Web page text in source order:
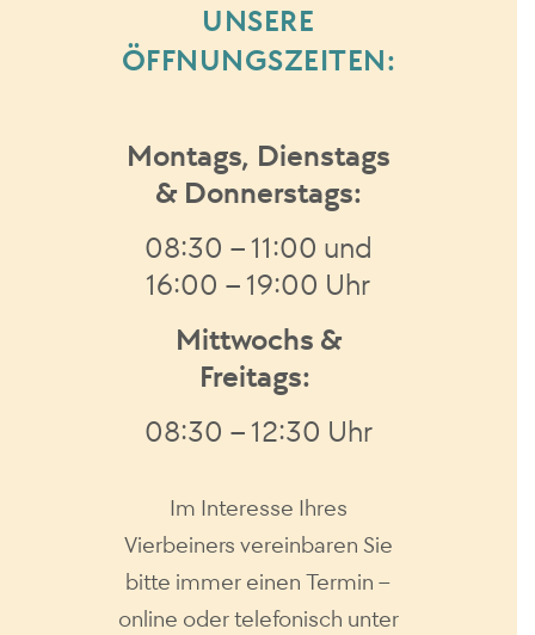
UNSERE
ÖFFNUNGSZEITEN:
Montags, Dienstags
& Donnerstags:
08:30 – 11:00 und
16:00 – 19:00 Uhr
Mittwochs &
Freitags:
08:30 – 12:30 Uhr
Im Interesse Ihres
Vierbeiners vereinbaren Sie
bitte immer einen Termin –
online oder telefonisch unter